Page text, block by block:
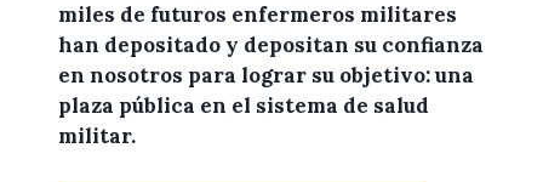
miles de futuros enfermeros militares
han depositado y depositan su confianza
en nosotros para lograr su objetivo: una
plaza pública en el sistema de salud
militar.